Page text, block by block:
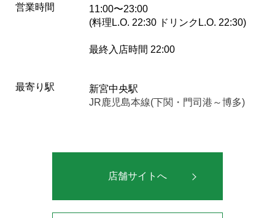
営業時間
11:00〜23:00
(料理L.O. 22:30 ドリンクL.O. 22:30)
最終入店時間 22:00
最寄り駅
新宮中央駅
JR鹿児島本線(下関・門司港～博多)
店舗サイトへ